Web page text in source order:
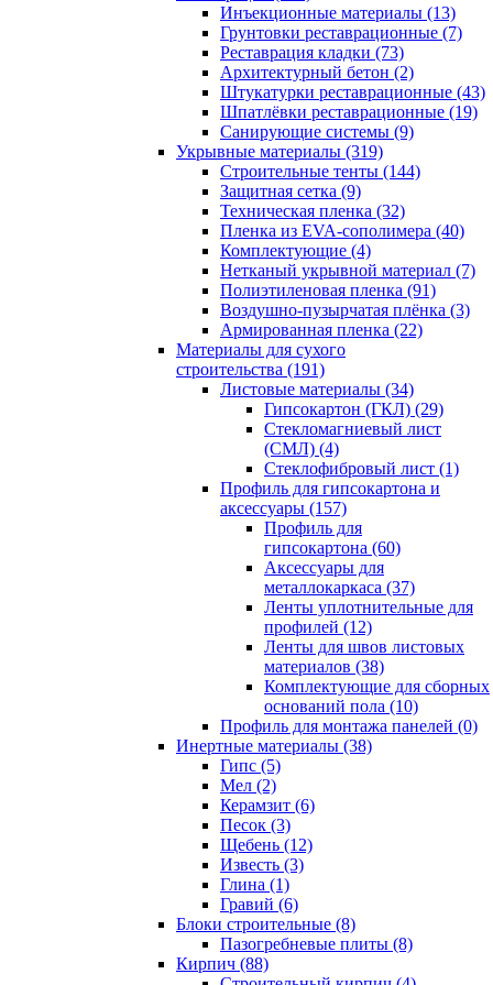
Инъекционные материалы (13)
Грунтовки реставрационные (7)
Реставрация кладки (73)
Архитектурный бетон (2)
Штукатурки реставрационные (43)
Шпатлёвки реставрационные (19)
Санирующие системы (9)
Укрывные материалы (319)
Строительные тенты (144)
Защитная сетка (9)
Техническая пленка (32)
Пленка из EVA-сополимера (40)
Комплектующие (4)
Нетканый укрывной материал (7)
Полиэтиленовая пленка (91)
Воздушно-пузырчатая плёнка (3)
Армированная пленка (22)
Материалы для сухого
строительства (191)
Листовые материалы (34)
Гипсокартон (ГКЛ) (29)
Стекломагниевый лист
(СМЛ) (4)
Cтеклофибровый лист (1)
Профиль для гипсокартона и
аксессуары (157)
Профиль для
гипсокартона (60)
Аксессуары для
металлокаркаса (37)
Ленты уплотнительные для
профилей (12)
Ленты для швов листовых
материалов (38)
Комплектующие для сборных
оснований пола (10)
Профиль для монтажа панелей (0)
Инертные материалы (38)
Гипс (5)
Мел (2)
Керамзит (6)
Песок (3)
Щебень (12)
Известь (3)
Глина (1)
Гравий (6)
Блоки строительные (8)
Пазогребневые плиты (8)
Кирпич (88)